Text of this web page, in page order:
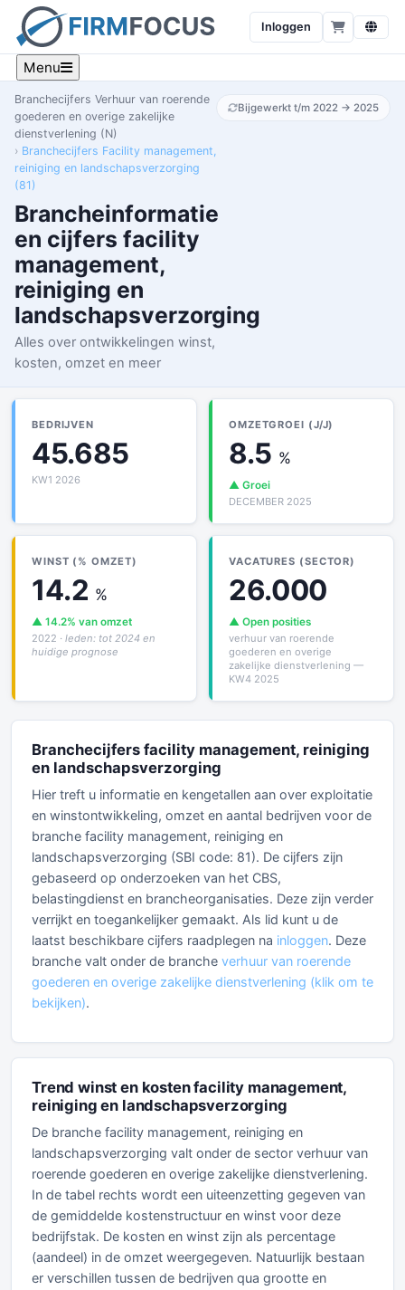
Inloggen
Menu
Branchecijfers Verhuur van roerende
goederen en overige zakelijke
dienstverlening (N)
Branchecijfers Facility management,
reiniging en landschapsverzorging
(81)
Brancheinformatie
en cijfers facility
management,
reiniging en
landschapsverzorging
Alles over ontwikkelingen winst,
kosten, omzet en meer
Bijgewerkt t/m 2022 → 2025
BEDRIJVEN
45.685
KW1 2026
OMZETGROEI (J/J)
8.5 %
▲ Groei
DECEMBER 2025
WINST (% OMZET)
14.2 %
▲ 14.2% van omzet
2022 · leden: tot 2024 en
huidige prognose
VACATURES (SECTOR)
26.000
▲ Open posities
verhuur van roerende
goederen en overige
zakelijke dienstverlening —
KW4 2025
Branchecijfers facility management, reiniging
en landschapsverzorging
Hier treft u informatie en kengetallen aan over exploitatie
en winstontwikkeling, omzet en aantal bedrijven voor de
branche facility management, reiniging en
landschapsverzorging (SBI code: 81). De cijfers zijn
gebaseerd op onderzoeken van het CBS,
belastingdienst en brancheorganisaties. Deze zijn verder
verrijkt en toegankelijker gemaakt. Als lid kunt u de
laatst beschikbare cijfers raadplegen na inloggen. Deze
branche valt onder de branche verhuur van roerende
goederen en overige zakelijke dienstverlening (klik om te
bekijken).
Trend winst en kosten facility management,
reiniging en landschapsverzorging
De branche facility management, reiniging en
landschapsverzorging valt onder de sector verhuur van
roerende goederen en overige zakelijke dienstverlening.
In de tabel rechts wordt een uiteenzetting gegeven van
de gemiddelde kostenstructuur en winst voor deze
bedrijfstak. De kosten en winst zijn als percentage
(aandeel) in de omzet weergegeven. Natuurlijk bestaan
er verschillen tussen de bedrijven qua grootte en